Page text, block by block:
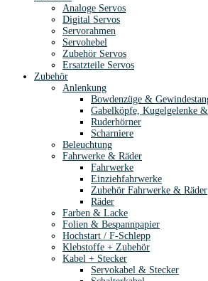
Analoge Servos
Digital Servos
Servorahmen
Servohebel
Zubehör Servos
Ersatzteile Servos
Zubehör
Anlenkung
Bowdenzüge &
Gabelköpfe, Kugelgelenke
Ruderhörner
Scharniere
Beleuchtung
Fahrwerke & Räder
Fahrwerke
Einziehfahrwerke
Zubehör Fahrwerke & Räder
Räder
Farben & Lacke
Folien & Bespannpapier
Hochstart / F-Schlepp
Klebstoffe + Zubehör
Kabel + Stecker
Servokabel & Stecker